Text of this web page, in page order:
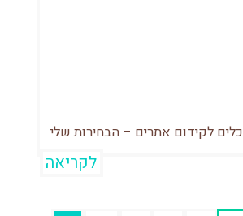
כלים לקידום אתרים – הבחירות שלי
לקריאה